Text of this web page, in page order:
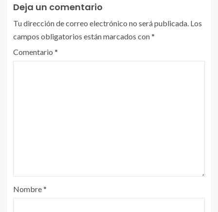
Deja un comentario
Tu dirección de correo electrónico no será publicada. Los
campos obligatorios están marcados con*
Comentario *
Nombre*